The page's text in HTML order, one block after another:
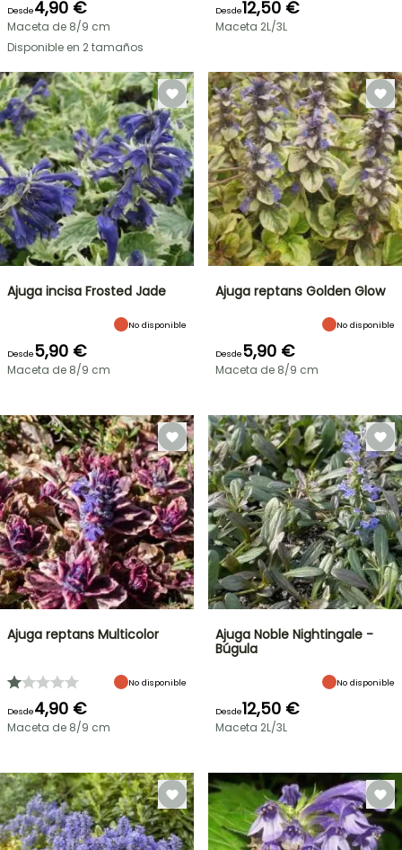
Desde4,90 €
Maceta de 8/9 cm
Disponible en 2 tamaños
Desde12,50 €
Maceta 2L/3L
Ajuga incisa Frosted Jade
No disponible
Desde5,90 €
Maceta de 8/9 cm
Ajuga reptans Golden Glow
No disponible
Desde5,90 €
Maceta de 8/9 cm
Ajuga reptans Multicolor
No disponible
Desde4,90 €
Maceta de 8/9 cm
Ajuga Noble Nightingale -
Búgula
No disponible
Desde12,50 €
Maceta 2L/3L